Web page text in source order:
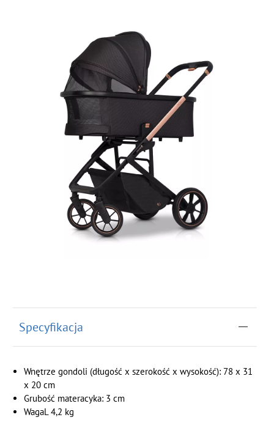
Specyfikacja
Wnętrze gondoli (długość x szerokość x wysokość): 78 x 31
x 20 cm
Grubość materacyka: 3 cm
WagaL 4,2 kg